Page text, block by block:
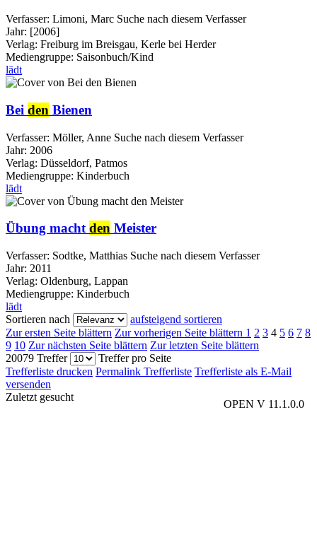
Verfasser: Limoni, Marc Suche nach diesem Verfasser
Jahr: [2006]
Verlag: Freiburg im Breisgau, Kerle bei Herder
Mediengruppe: Saisonbuch/Kind
lädt
Bei den Bienen
Verfasser: Möller, Anne Suche nach diesem Verfasser
Jahr: 2006
Verlag: Düsseldorf, Patmos
Mediengruppe: Kinderbuch
lädt
Übung machtden Meister
Verfasser: Sodtke, Matthias Suche nach diesem Verfasser
Jahr: 2011
Verlag: Oldenburg, Lappan
Mediengruppe: Kinderbuch
lädt
Sortieren nach
aufsteigend sortieren
Zur ersten Seite blättern Zur vorherigen Seite blättern 1 2 3 4 5 6 7 8
9 10 Zur nächsten Seite blättern Zur letzten Seite blättern
20079 Treffer
Treffer pro Seite
Trefferliste drucken Permalink Trefferliste Trefferliste als E-Mail
versenden
OPEN V 11.1.0.0
Zuletzt gesucht